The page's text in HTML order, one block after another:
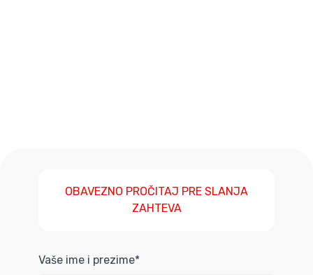
OBAVEZNO PROČITAJ PRE SLANJA
ZAHTEVA
Vaše ime i prezime*